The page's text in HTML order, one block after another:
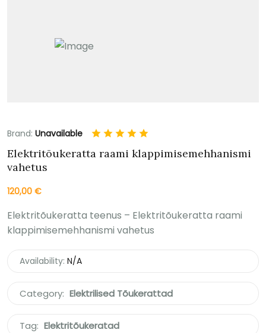
Brand: Unavailable
Elektritõukeratta raami klappimisemehhanismi
vahetus
120,00 €
Elektritõukeratta teenus – Elektritõukeratta raami
klappimisemehhanismi vahetus
Availability: N/A
Category: Elektrilised Tõukerattad
Tag: Elektritõukeratad